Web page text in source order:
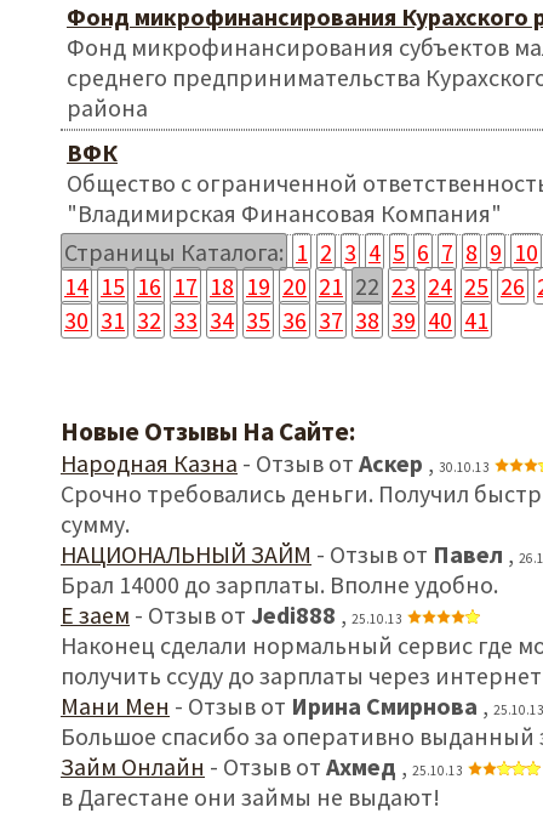
Фонд микрофинансирования Курахского
Фонд микрофинансирования субъектов
среднего предпринимательства
района
ВФК
Общество с ограниченной
"Владимирская Финансовая Компания"
Страницы Каталога: 1 2 3 4 5 6 7 8 9 10
14 15 16 17 18 19 20 21 22 23 24 25 26
30 31 32 33 34 35 36 37 38 39 40 41
Новые Отзывы На Сайте:
Народная Казна - Отзыв от Аскер , 30.10.13
Срочно требовались деньги. Получил
сумму.
НАЦИОНАЛЬНЫЙ ЗАЙМ - Отзыв от Павел ,
Брал 14000 до зарплаты. Вполне удобно.
Е заем - Отзыв от Jedi888 , 25.10.13
Наконец сделали нормальный сервис где
получить ссуду до зарплаты через
Мани Мен - Отзыв от Ирина Смирнова , 25.10.13
Большое спасибо за оперативно выданный
Займ Онлайн - Отзыв от Ахмед , 25.10.13
в Дагестане они займы не выдают!